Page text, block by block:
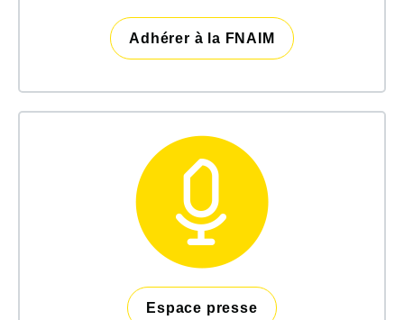
Adhérer à la FNAIM
Espace presse